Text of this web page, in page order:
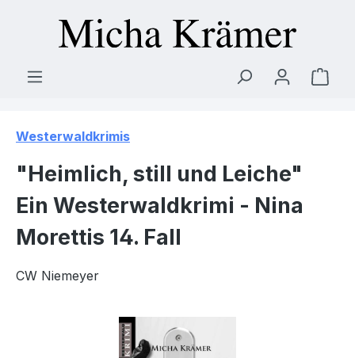
Zum Hauptinhalt springen
Westerwaldkrimis
"Heimlich, still und Leiche"
Ein Westerwaldkrimi - Nina
Morettis 14. Fall
CW Niemeyer
Bildergalerie überspringen